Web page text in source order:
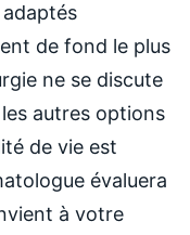
de fond le plus
ne se discute
autres options
de vie est
évaluera
à votre